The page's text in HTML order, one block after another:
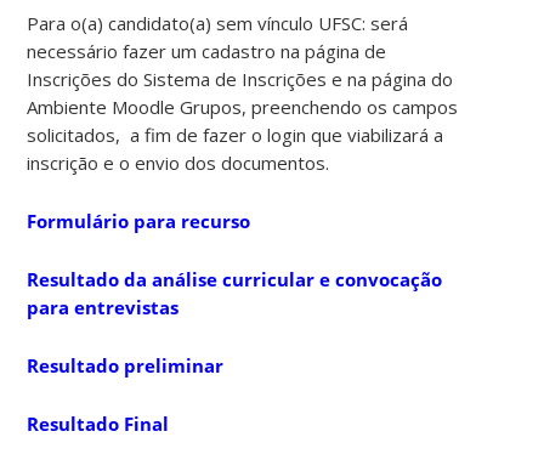
Para o(a) candidato(a) sem vínculo UFSC: será
necessário fazer um cadastro na página de
Inscrições do Sistema de Inscrições e na página do
Ambiente Moodle Grupos, preenchendo os campos
solicitados, a fim de fazer o login que viabilizará a
inscrição e o envio dos documentos.
Formulário para recurso
Resultado da análise curricular e convocação
para entrevistas
Resultado preliminar
Resultado Final